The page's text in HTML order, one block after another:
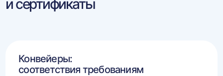
и сертификаты
Конвейеры:
соответствия требованиям